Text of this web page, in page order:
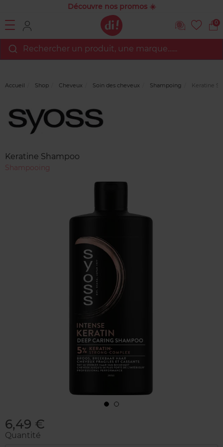
Découvre nos promos ☀️
0
Rechercher un produit, une marque…...
Accueil Shop Cheveux Soin des cheveux Shampoing Keratine
Keratine Shampoo
Shampooing
6,49 €
Quantité